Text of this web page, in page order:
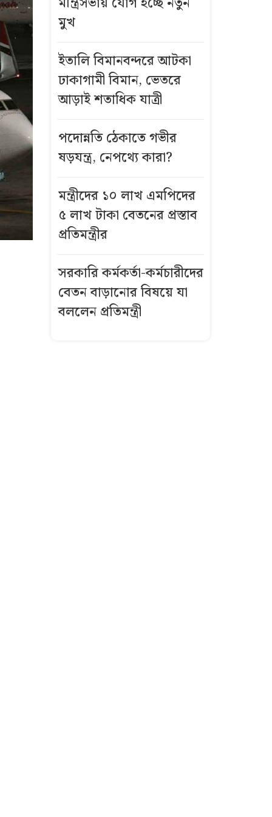
মুখ
ইতালি বিমানবন্দরে আটকা
ঢাকাগামী বিমান, ভেতরে
আড়াই শতাধিক যাত্রী
পদোন্নতি ঠেকাতে গভীর
ষড়যন্ত্র, নেপথ্যে কারা?
মন্ত্রীদের ১০ লাখ এমপিদের
৫ লাখ টাকা বেতনের প্রস্তাব
প্রতিমন্ত্রীর
সরকারি কর্মকর্তা-কর্মচারীদের
বেতন বাড়ানোর বিষয়ে যা
বললেন প্রতিমন্ত্রী